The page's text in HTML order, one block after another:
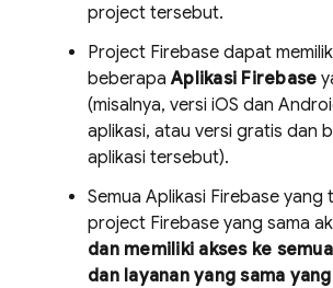
project tersebut.
Project Firebase dapat
beberapaAplikasi Firebase
(misalnya, versi iOS dan
aplikasi, atau versi gratis dan
aplikasi tersebut).
Semua Aplikasi Firebase
project Firebase yang sama
dan memiliki akses ke
dan layanan yang sama